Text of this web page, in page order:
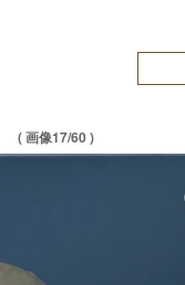
( 画像17/60 )